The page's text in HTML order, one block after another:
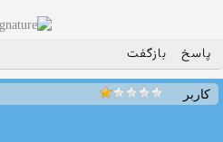
پاسخ بازگفت
کاربر